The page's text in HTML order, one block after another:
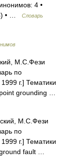
4 •
• …
Словарь
М.С.Фези
по
г.] Тематики
grounding …
М.С.Фези
по
г.] Тематики
ground fault …